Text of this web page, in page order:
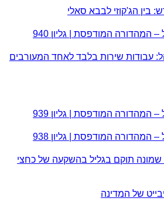
בין הג'קוזי לבבא סאלי
המהדורה המודפסת | גליון 940
עבודות שירות בלבד לאחד המעורבים
המהדורה המודפסת | גליון 939
המהדורה המודפסת | גליון 938
שמונה תוקם בגליל בהשקעה של כחצי
של המדינה